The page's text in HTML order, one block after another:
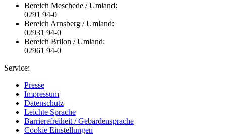
Bereich Meschede / Umland:
0291 94-0
Bereich Arnsberg / Umland:
02931 94-0
Bereich Brilon / Umland:
02961 94-0
Service:
Presse
Impressum
Datenschutz
Leichte Sprache
Barrierefreiheit / Gebärdensprache
Cookie Einstellungen